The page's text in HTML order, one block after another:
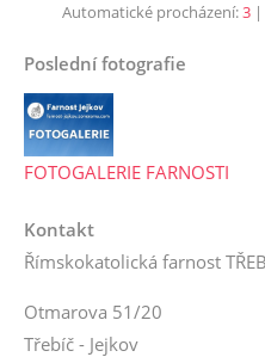
Automatické procházení:3 |
Poslední fotografie
FOTOGALERIE FARNOSTI
Kontakt
Římskokatolická farnost
Otmarova 51/20
Třebíč - Jejkov